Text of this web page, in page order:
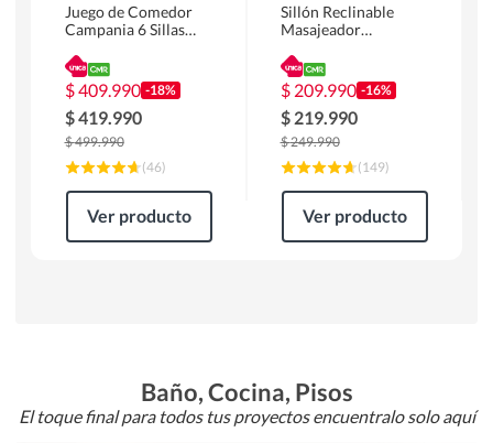
Juego de Comedor
Campania 6 Sillas
180 x 90 x 76 cm
Café
$409.990 -18%
$419.990
$499.990
(46)
Ver producto
Sillón Reclinable
Masajeador
Atlanta 91x101x94
cm Negro
$ 209.990 -16%
$ 219.990
$249.990
(149)
Ver producto
Baño, Cocina, Pisos
El toque final para todos tus proyectos encuentralo solo aquí